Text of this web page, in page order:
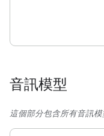
音訊模型
這個部分包含所有音訊